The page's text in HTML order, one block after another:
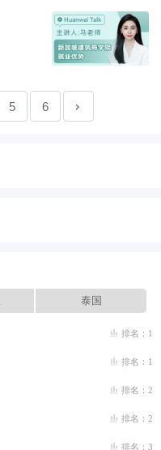
5 6
泰国
排名：1
排名：1
排名：2
排名：2
排名：3